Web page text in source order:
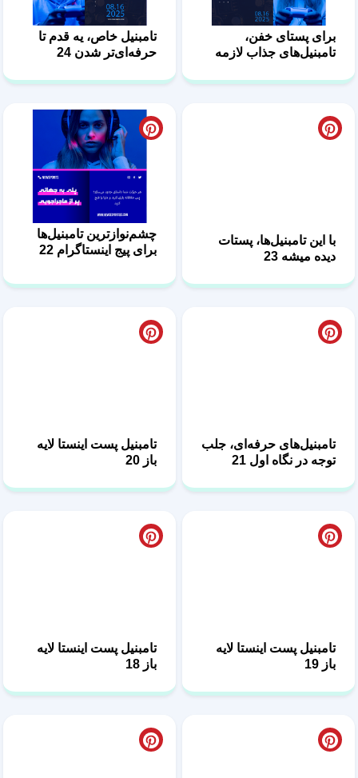
برای پستای خفن،
تامبنیل‌های جذاب لازمه
25
تامبنیل خاص، یه قدم تا
حرفه‌ای‌تر شدن 24
دیده میشه 23
چشم‌نوازترین تامبنیل‌ها
برای پیج اینستاگرام 22
توجه در نگاه اول 21
باز 20
باز 19
باز 18